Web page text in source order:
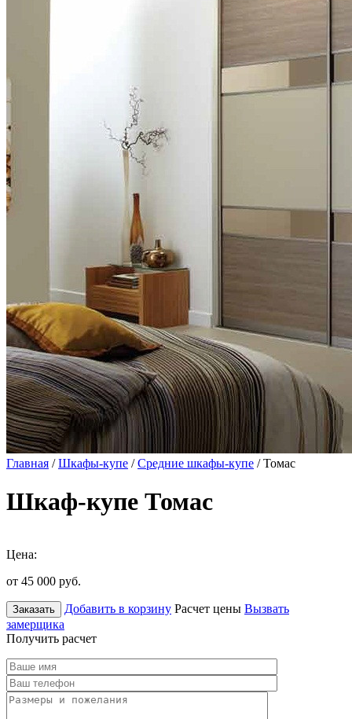
Главная /Шкафы-купе /Средние шкафы-купе / Томас
Шкаф-купе Томас
Цена:
от 45 000 руб.
Заказать Добавить в корзину Расчет цены Вызвать
замерщика
Получить расчет